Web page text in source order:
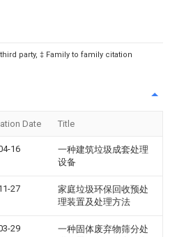
party, ‡ Family to family citation
Date Title
16
一种建筑垃圾成套处理
设备
27
家庭垃圾环保回收预处
理装置及处理方法
29
一种固体废弃物筛分处